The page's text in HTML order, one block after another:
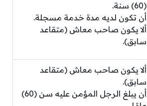
(60) سنة.
أن تكون لديه مدة خدمة مسجلة.
ألا يكون صاحب معاش (متقاعد
سابق).
ألا يكون صاحب معاش (متقاعد
سابق).
أن يبلغ الرجل المؤمن عليه سن (60)